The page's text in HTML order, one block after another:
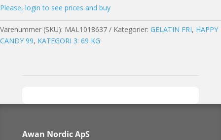
Please, login to see prices and buy
Varenummer (SKU): MAL1018637 Kategorier: GELATIN FRI, HAPPY
CANDY 99, KATEGORI 3: 69 KG
Awan Nordic ApS